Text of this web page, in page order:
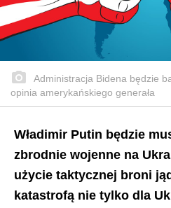
Administracja Bidena będzie
opinia amerykańskiego generała
Władimir Putin będzie
zbrodnie wojenne na
użycie taktycznej broni
katastrofą nie tylko dla